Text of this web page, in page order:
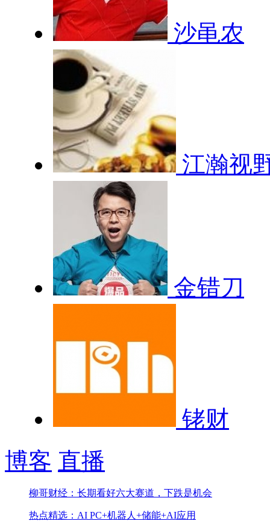
沙黾农
江瀚视
金错刀
铑财
博客 直播
柳哥财经：长期看好六大赛道，下跌是机会
热点精选：AI PC+机器人+储能+AI应用